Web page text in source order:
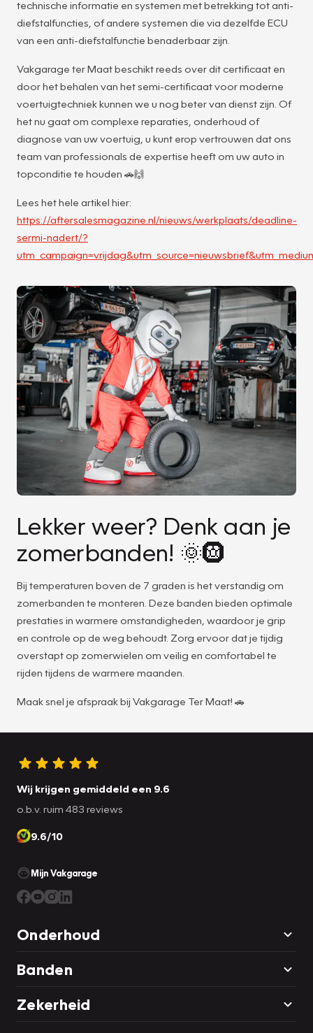
technische informatie en systemen met betrekking tot anti-
diefstalfuncties, of andere systemen die via dezelfde ECU
van een anti-diefstalfunctie benaderbaar zijn.
Vakgarage ter Maat beschikt reeds over dit certificaat en
door het behalen van het semi-certificaat voor moderne
voertuigtechniek kunnen we u nog beter van dienst zijn. Of
het nu gaat om complexe reparaties, onderhoud of
diagnose van uw voertuig, u kunt erop vertrouwen dat ons
team van professionals de expertise heeft om uw auto in
topconditie te houden 🚗🙌
Lees het hele artikel hier:
https://aftersalesmagazine.nl/nieuws/werkplaats/deadline-
sermi-nadert/?
Lekker weer? Denk aan je
zomerbanden! 🌞🛞
Bij temperaturen boven de 7 graden is het verstandig om
zomerbanden te monteren. Deze banden bieden optimale
prestaties in warmere omstandigheden, waardoor je grip
en controle op de weg behoudt. Zorg ervoor dat je tijdig
overstapt op zomerwielen om veilig en comfortabel te
rijden tijdens de warmere maanden.
Maak snel je afspraak bij Vakgarage Ter Maat! 🚗
Wij krijgen gemiddeld een 9.6
o.b.v. ruim 483 reviews
9.6/10
Mijn Vakgarage
Onderhoud
Banden
Zekerheid